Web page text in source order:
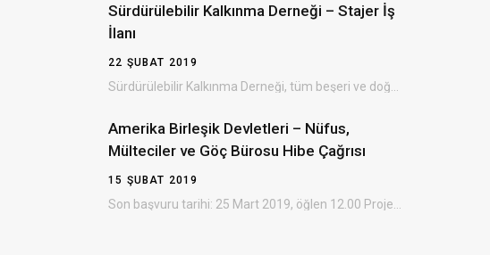
Sürdürülebilir Kalkınma Derneği – Stajer İş
İlanı
22 ŞUBAT 2019
Amerika Birleşik Devletleri – Nüfus,
Mülteciler ve Göç Bürosu Hibe Çağrısı
15 ŞUBAT 2019